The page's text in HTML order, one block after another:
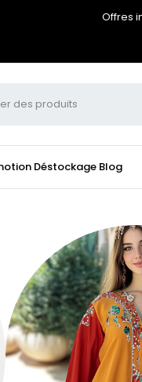
Offres
Déstockage Blog